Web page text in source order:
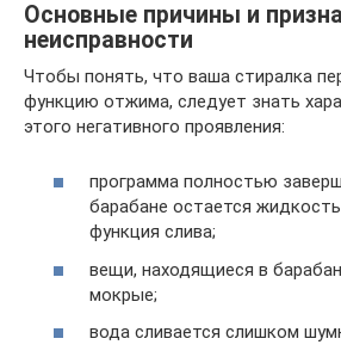
Основные причины и
неисправности
Чтобы понять, что ваша стиралка
функцию отжима, следует знать
этого негативного проявления:
программа полностью
барабане остается
функция слива;
вещи, находящиеся в
мокрые;
вода сливается слишком